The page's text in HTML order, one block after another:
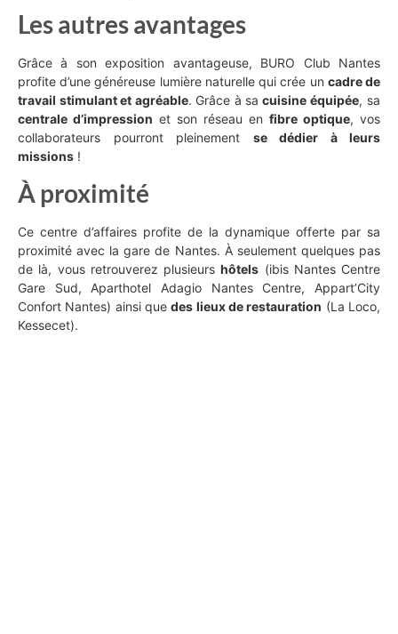
Les autres avantages
Grâce à son exposition avantageuse, BURO Club Nantes
profite d’une généreuse lumière naturelle qui crée un cadre de
travail stimulant et agréable. Grâce à sa cuisine équipée, sa
centrale d’impression et son réseau en fibre optique, vos
collaborateurs pourront pleinement se dédier à leurs
missions !
À proximité
Ce centre d’affaires profite de la dynamique offerte par sa
proximité avec la gare de Nantes. À seulement quelques pas
de là, vous retrouverez plusieurshôtels (ibis Nantes Centre
Gare Sud, Aparthotel Adagio Nantes Centre, Appart’City
Confort Nantes) ainsi quedes lieux de restauration (La Loco,
Kessecet).